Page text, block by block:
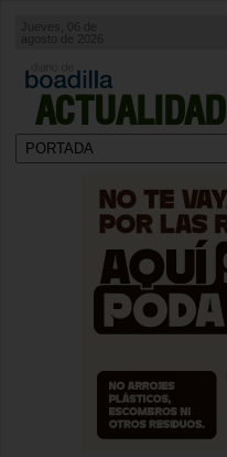
ACTUALIDAD
agosto de 2026